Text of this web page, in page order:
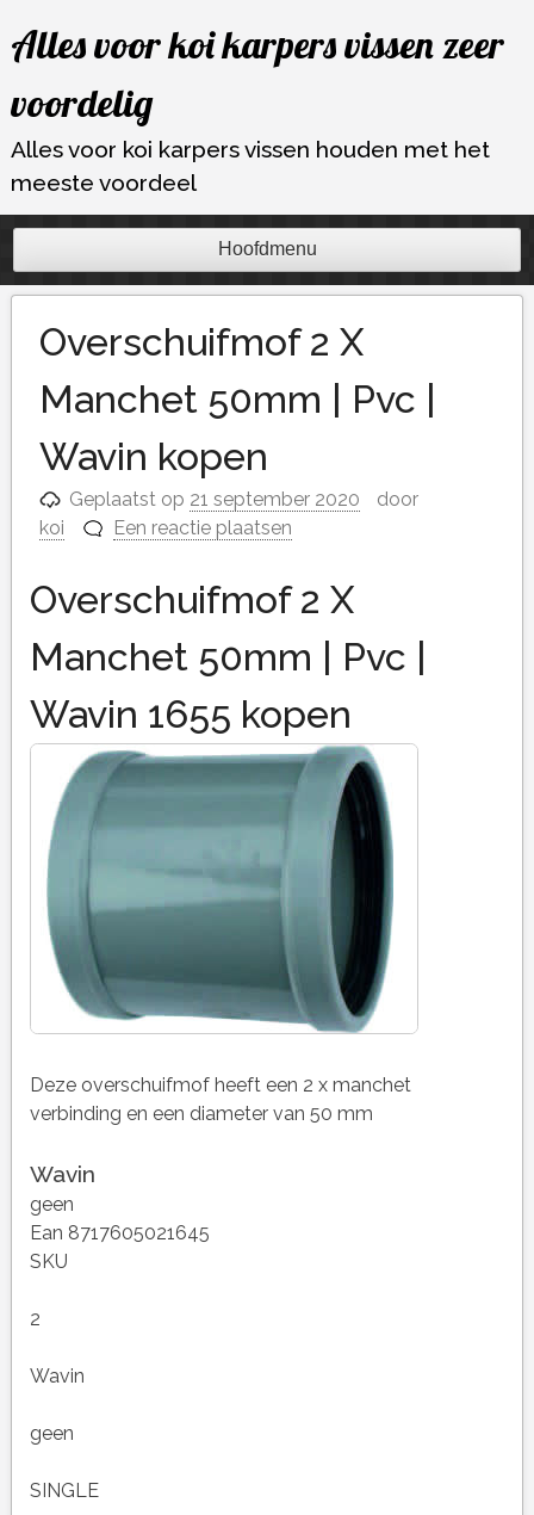
naar
inhoud
Alles voor koi karpers vissen zeer
voordelig
Alles voor koi karpers vissen houden met het
meeste voordeel
Hoofdmenu
Overschuifmof 2 X
Manchet 50mm | Pvc |
Wavin kopen
Geplaatst op 21 september 2020
door
koi
Een reactie plaatsen
Overschuifmof 2 X
Manchet 50mm | Pvc |
Wavin 1655 kopen
Deze overschuifmof heeft een 2 x manchet
verbinding en een diameter van 50 mm
Wavin
geen
Ean 8717605021645
SKU
2
Wavin
geen
SINGLE